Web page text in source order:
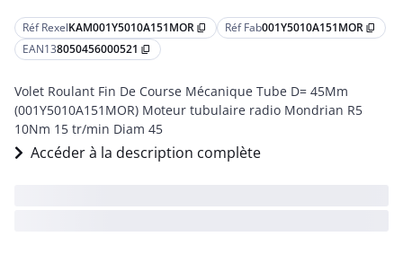
Réf RexelKAM001Y5010A151MOR content_copy Réf Fab001Y5010A151MOR content_copy
EAN138050456000521 content_copy
Volet Roulant Fin De Course Mécanique Tube D= 45Mm
(001Y5010A151MOR) Moteur tubulaire radio Mondrian R5
10Nm 15 tr/min Diam 45
Accéder à la description complète